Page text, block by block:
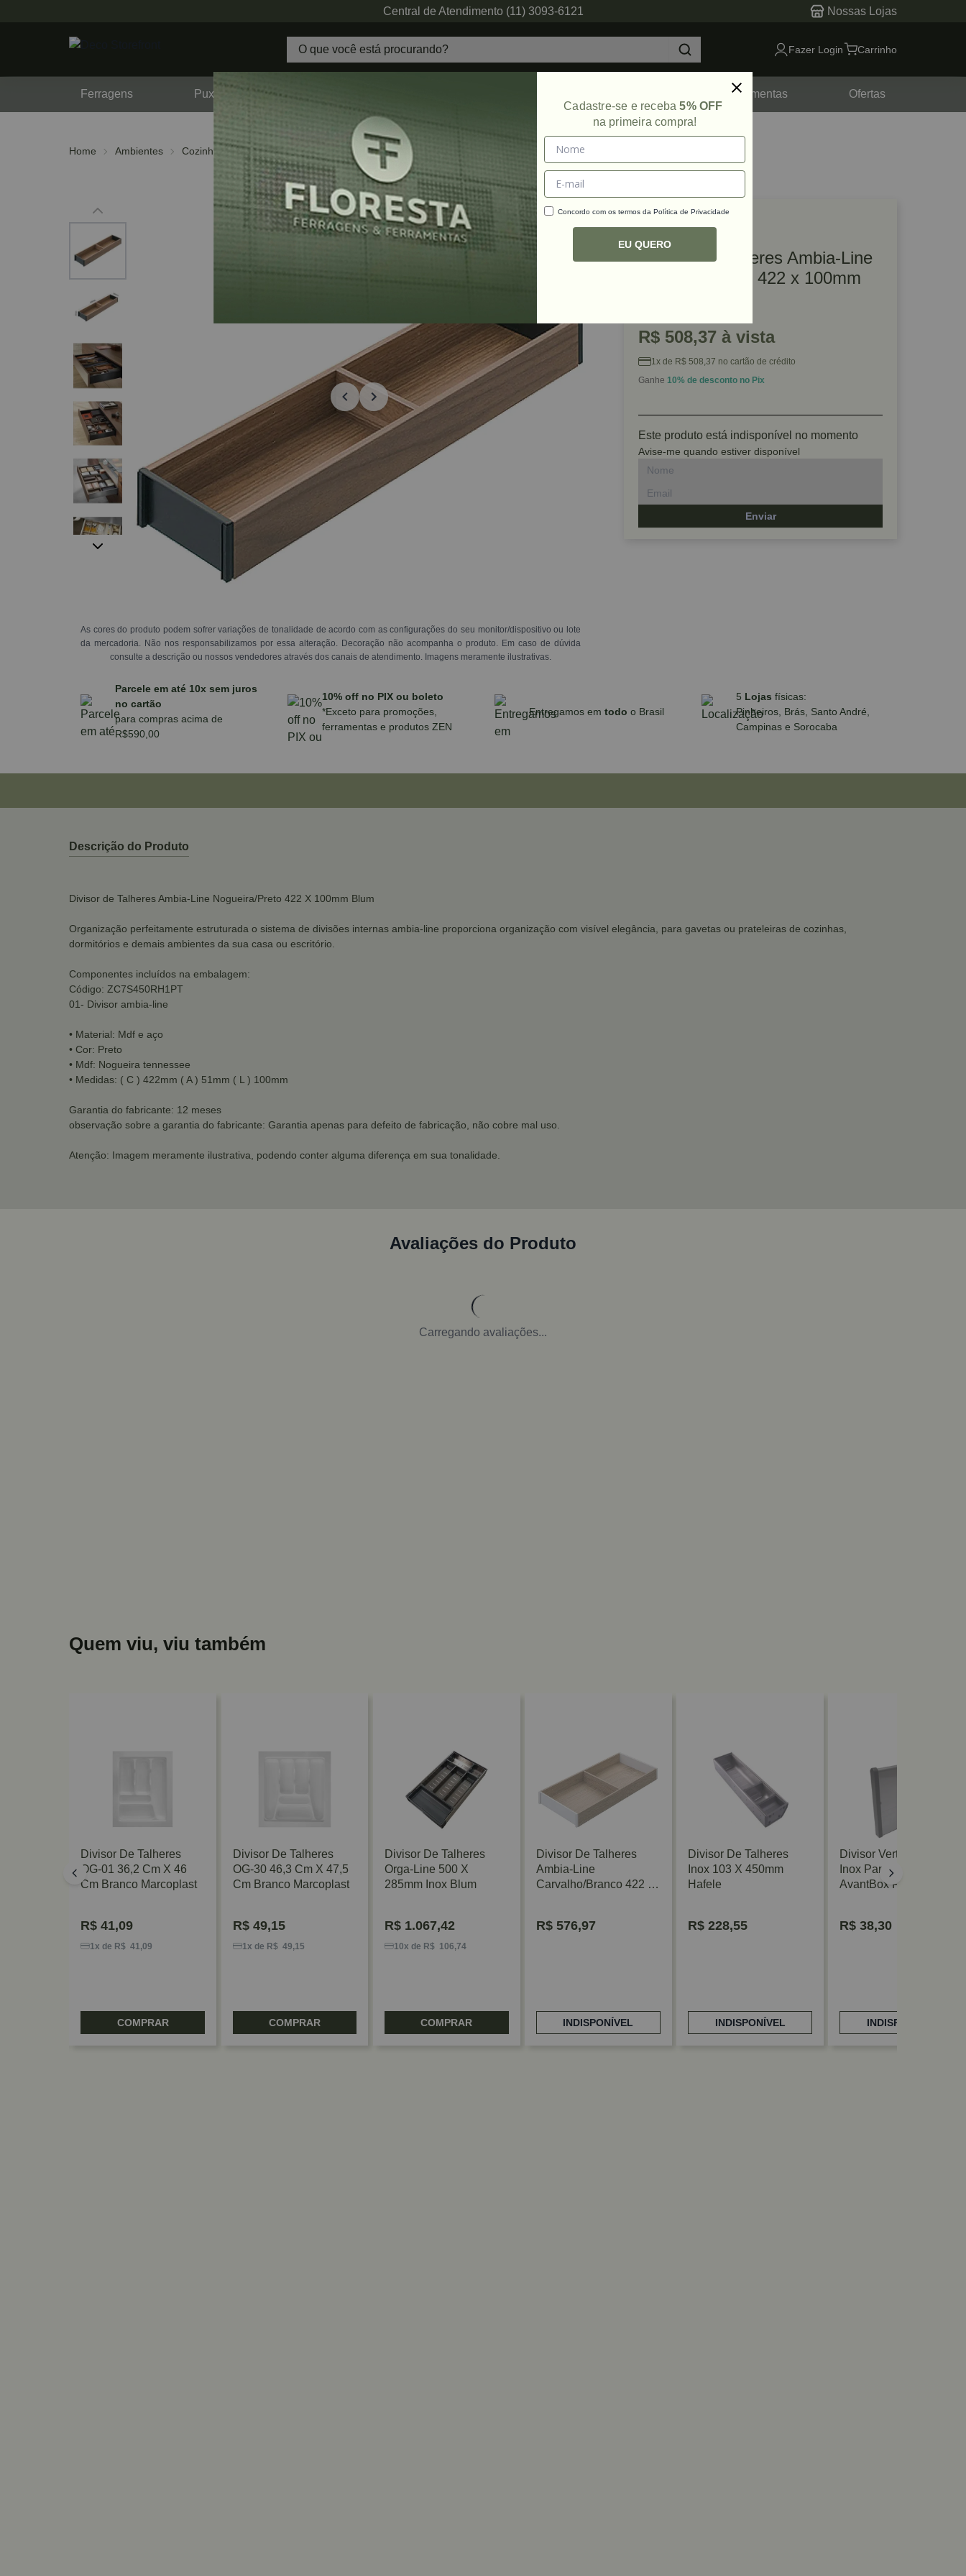
Central de Atendimento (11) 3093-6121 Nossas Lojas
Fazer Login Carrinho
Ferragens Puxadores Ferramentas Ofertas
Home Ambientes Cozinha Divisor de Talheres
As cores do produto podem sofrer variações de tonalidade de acordo com as configurações do seu monitor/dispositivo ou lote
da mercadoria. Não nos responsabilizamos por essa alteração. Decoração não acompanha o produto. Em caso de dúvida
consulte a descrição ou nossos vendedores através dos canais de atendimento. Imagens meramente ilustrativas.
Ref: 45448
Divisor de Talheres Ambia-Line
Nogueira/Preto 422 x 100mm
R$ 508,37 à vista
1x de R$ 508,37 no cartão de crédito
Ganhe 10% de desconto no Pix
Este produto está indisponível no momento
Avise-me quando estiver disponível
Enviar
Parcele em até 10x sem juros
no cartão
para compras acima de
R$590,00
10% off no PIX ou boleto
*Exceto para promoções,
ferramentas e produtos ZEN
Entregamos em todo o Brasil
5 Lojas físicas:
Pinheiros, Brás, Santo André,
Campinas e Sorocaba
Descrição do Produto
Divisor de Talheres Ambia-Line Nogueira/Preto 422 X 100mm Blum
Organização perfeitamente estruturada o sistema de divisões internas ambia-line proporciona organização com visível elegância, para gavetas ou prateleiras de cozinhas,
dormitórios e demais ambientes da sua casa ou escritório.
Componentes incluídos na embalagem:
Código: ZC7S450RH1PT
01- Divisor ambia-line
• Material: Mdf e aço
• Cor: Preto
• Mdf: Nogueira tennessee
• Medidas: ( C ) 422mm ( A ) 51mm ( L ) 100mm
Garantia do fabricante: 12 meses
observação sobre a garantia do fabricante: Garantia apenas para defeito de fabricação, não cobre mal uso.
Atenção: Imagem meramente ilustrativa, podendo conter alguma diferença em sua tonalidade.
Avaliações do Produto
Carregando avaliações...
Quem viu, viu também
Divisor De Talheres
OG-01 36,2 Cm X 46
Cm Branco Marcoplast
R$ 41,09
1x de R$ 41,09
COMPRAR
Divisor De Talheres
OG-30 46,3 Cm X 47,5
Cm Branco Marcoplast
R$49,15
1x de R$ 49,15
COMPRAR
Divisor De Talheres
Orga-Line 500 X
285mm Inox Blum
R$1.067,42
10x de R$ 106,74
COMPRAR
Divisor De Talheres
Ambia-Line
Carvalho/Branco 422 X
R$576,97
INDISPONÍVEL
Divisor De Talheres
Inox 103 X 450mm
Hafele
R$ 228,55
INDISPONÍVEL
Divisor Vertical Interno
Inox Para Gavetas
AvantBox FGV/TN
R$ 38,30
INDISPONÍVEL
Cadastre-se e receba5% OFF
na primeira compra!
Concordo com os termos da Política de Privacidade
EU QUERO